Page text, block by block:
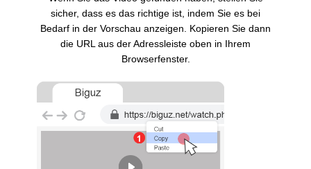
sicher, dass es das richtige ist, indem Sie es bei
Bedarf in der Vorschau anzeigen. Kopieren Sie dann
die URL aus der Adressleiste oben in Ihrem
Browserfenster.